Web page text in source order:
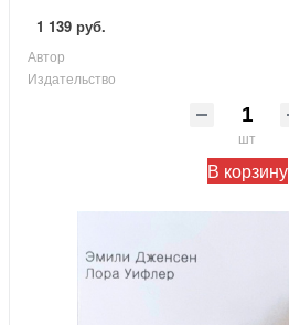
1 139 руб.
Автор
Издательство
шт
В корзину